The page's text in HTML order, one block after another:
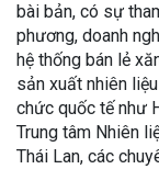
bài bản, có sự
phương, doanh
hệ thống bán lẻ
sản xuất nhiên
chức quốc tế như
Trung tâm Nhiên
Thái Lan, các